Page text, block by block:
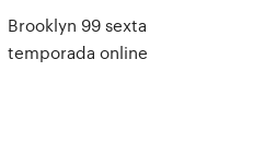
Brooklyn 99 sexta
temporada online